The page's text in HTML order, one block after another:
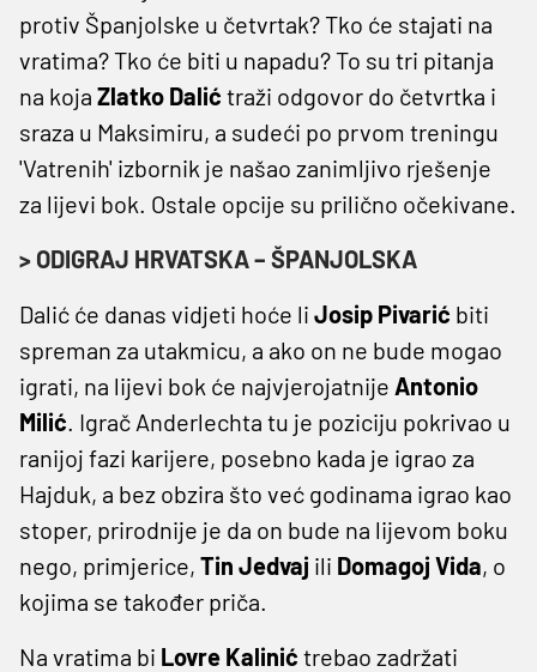
protiv Španjolske u četvrtak? Tko će stajati na
vratima? Tko će biti u napadu? To su tri pitanja
na koja Zlatko Dalić traži odgovor do četvrtka i
sraza u Maksimiru, a sudeći po prvom treningu
'Vatrenih' izbornik je našao zanimljivo rješenje
za lijevi bok. Ostale opcije su prilično očekivane.
> ODIGRAJ HRVATSKA – ŠPANJOLSKA
Dalić će danas vidjeti hoće li Josip Pivarić biti
spreman za utakmicu, a ako on ne bude mogao
igrati, na lijevi bok će najvjerojatnije Antonio
Milić. Igrač Anderlechta tu je poziciju pokrivao u
ranijoj fazi karijere, posebno kada je igrao za
Hajduk, a bez obzira što već godinama igrao kao
stoper, prirodnije je da on bude na lijevom boku
nego, primjerice, Tin Jedvaj ili Domagoj Vida, o
kojima se također priča.
Na vratima bi Lovre Kalinić trebao zadržati